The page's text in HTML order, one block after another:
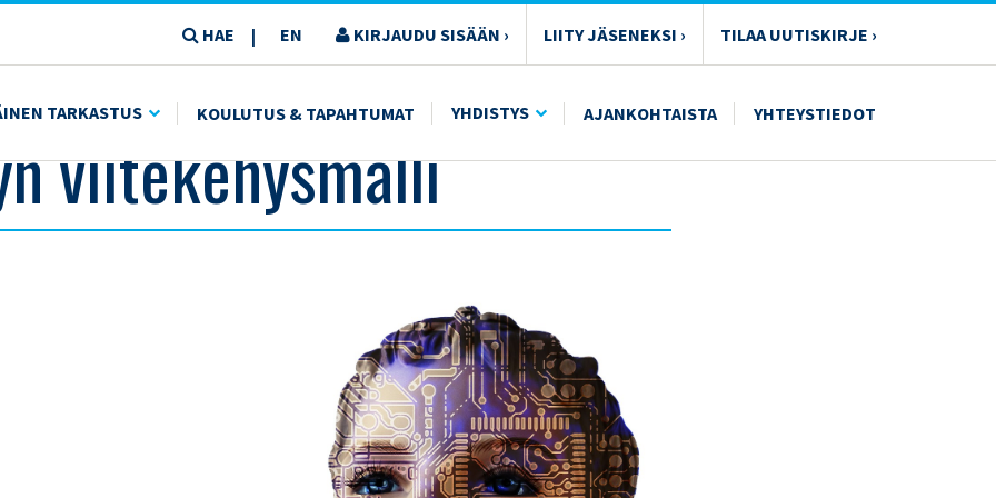
HAE | EN KIRJAUDU SISÄÄN › LIITY JÄSENEKSI › TILAA UUTISKIRJE ›
TARKASTUS KOULUTUS & TAPAHTUMAT YHDISTYS AJANKOHTAISTA YHTEYSTIEDOT
viitekehysmalli